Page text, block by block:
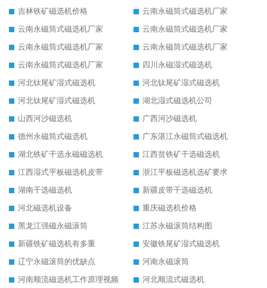
吉林铁矿磁选机价格
云南永磁筒式磁选机厂家
云南永磁筒式磁选机厂家
云南永磁筒式磁选机厂家
云南永磁筒式磁选机厂家
云南永磁筒式磁选机厂家
云南永磁筒式磁选机厂家
四川永磁湿式磁选机
河北钛尾矿湿式磁选机
河北钛尾矿湿式磁选机
河北钛尾矿湿式磁选机
湖北湿式磁选机公司
山西河沙磁选机
广西河沙磁选机
德州永磁筒式磁选机
广东湛江永磁筒式磁选机
湖北铁矿干选永磁磁选机
江西贫铁矿干选磁选机
江西湿式平板磁选机皮带
浙江平板磁选机选矿要求
湖南干选磁选机
新疆皮带干选磁选机
河北磁选机设备
重庆磁选机价格
黑龙江强磁永磁滚筒
江苏永磁滚筒结构图
新疆铁矿磁选机有多重
安徽铁尾矿湿式磁选机
辽宁永磁滚筒的优缺点
河南永磁滚筒
河南顺流磁选机工作原理视频
河北顺流式磁选机